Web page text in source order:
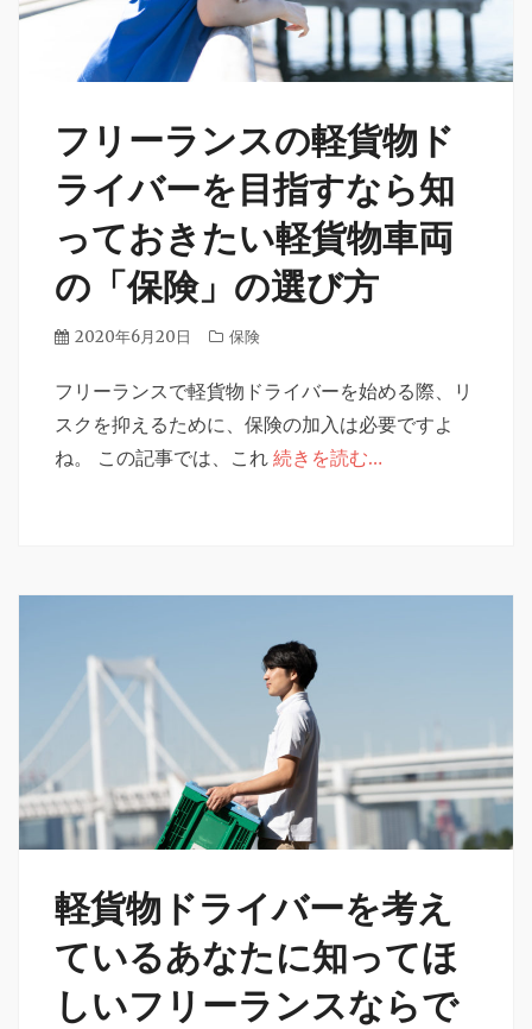
フリーランスの軽貨物ド
ライバーを目指すなら知
っておきたい軽貨物車両
の「保険」の選び方
投
日
2020年6月20日
カ
ゴ
リ
保険
フリーランスで軽貨物ドライバーを始める際、リ
スクを抑えるために、保険の加入は必要ですよ
ね。 この記事では、これ 続きを読む…
軽貨物ドライバーを考え
ているあなたに知ってほ
しいフリーランスならで